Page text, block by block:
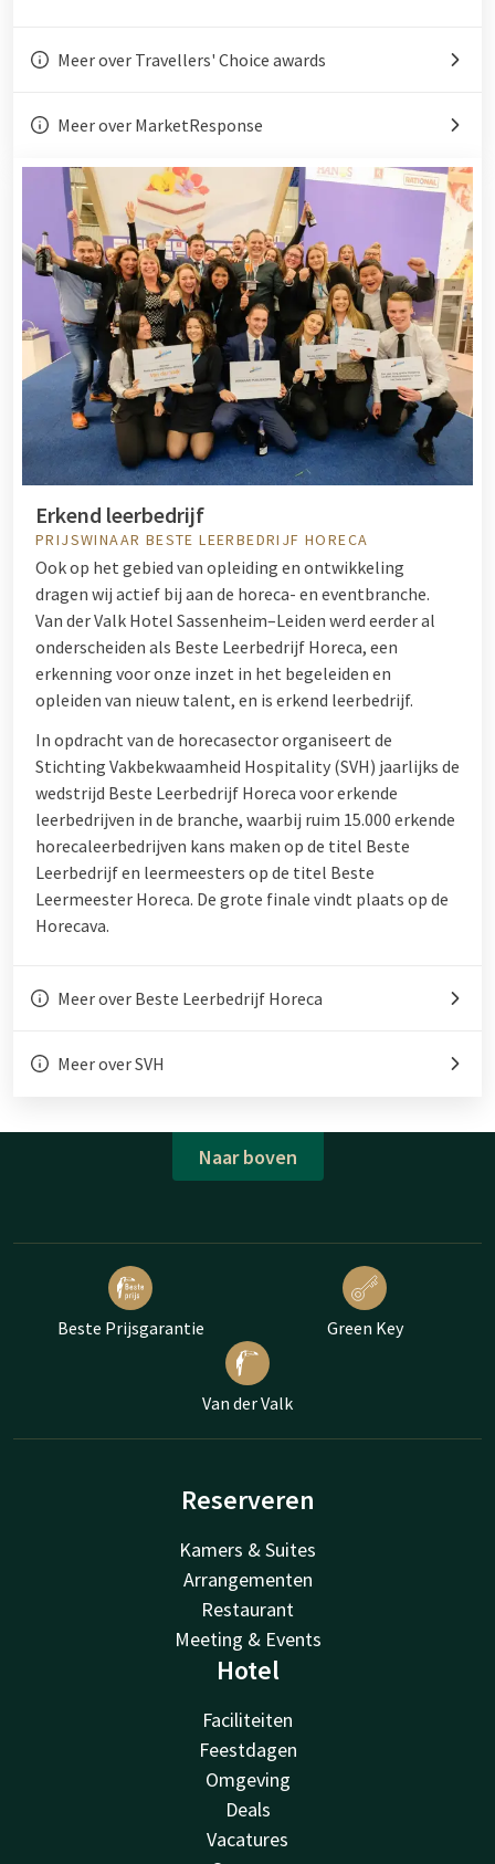
Meer over Travellers' Choice awards
Meer over MarketResponse
Erkend leerbedrijf
PRIJSWINAAR BESTE LEERBEDRIJF HORECA
Ook op het gebied van opleiding en ontwikkeling
dragen wij actief bij aan de horeca- en eventbranche.
Van der Valk Hotel Sassenheim–Leiden werd eerder al
onderscheiden als Beste Leerbedrijf Horeca, een
erkenning voor onze inzet in het begeleiden en
opleiden van nieuw talent, en is erkend leerbedrijf.
In opdracht van de horecasector organiseert de
Stichting Vakbekwaamheid Hospitality (SVH) jaarlijks de
wedstrijd Beste Leerbedrijf Horeca voor erkende
leerbedrijven in de branche, waarbij ruim 15.000 erkende
horecaleerbedrijven kans maken op de titel Beste
Leerbedrijf en leermeesters op de titel Beste
Leermeester Horeca. De grote finale vindt plaats op de
Horecava.
Meer over Beste Leerbedrijf Horeca
Meer over SVH
Naar boven
Beste Prijsgarantie Green Key
Van der Valk
Reserveren
Kamers & Suites
Arrangementen
Restaurant
Meeting & Events
Hotel
Faciliteiten
Feestdagen
Omgeving
Deals
Vacatures